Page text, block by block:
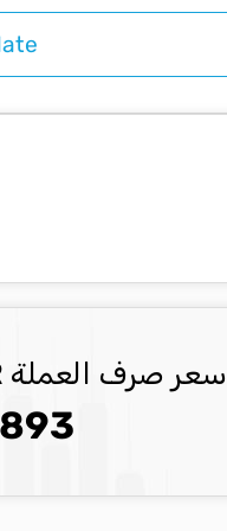
سعر صرف العملة EUR العملة المحدثة